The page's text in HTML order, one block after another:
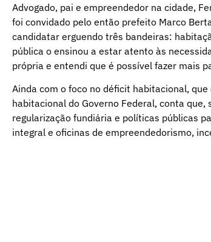
Advogado, pai e empreendedor na cidade,
foi convidado pelo então prefeito Marco
candidatar erguendo três bandeiras:
pública o ensinou a estar atento às
própria e entendi que é possível fazer mais
Ainda com o foco no déficit habitacional,
habitacional do Governo Federal, conta
regularização fundiária e políticas públicas
integral e oficinas de empreendedorismo,